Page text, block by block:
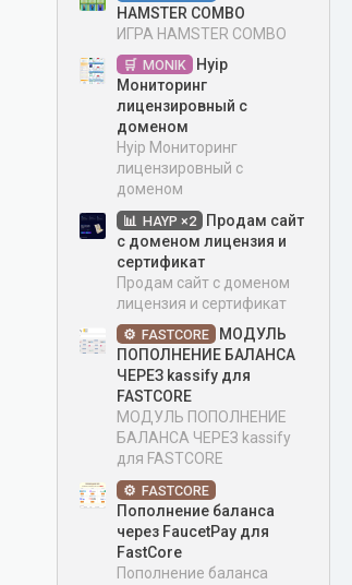
HAMSTER COMBO
ИГРА HAMSTER COMBO
MONIK
Hyip
Мониторинг
лицензировный с
доменом
Hyip Мониторинг
лицензировный с
доменом
HAYP ×2
Продам сайт
с доменом лицензия и
сертификат
Продам сайт с доменом
лицензия и сертификат
FASTCORE
МОДУЛЬ
ПОПОЛНЕНИЕ БАЛАНСА
ЧЕРЕЗ kassify для
FASTCORE
МОДУЛЬ ПОПОЛНЕНИЕ
БАЛАНСА ЧЕРЕЗ kassify
для FASTCORE
FASTCORE
Пополнение баланса
через FaucetPay для
FastCore
Пополнение баланса